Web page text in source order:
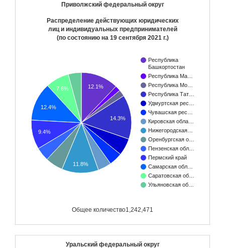
Приволжский федеральный округ
Распределение действующих юридических
лиц и индивидуальных предпринимателей
(по состоянию на 19 сентября 2021 г.)
Республика
Башкортостан
Республика Ма…
Республика Мо…
Республика Тат…
Удмуртская рес…
Чувашская рес…
Кировская обла…
Нижегородская…
Оренбургская о…
Пензенская обл…
Пермский край
Самарская обл…
Саратовская об…
Ульяновская об…
12.1%
14.3%
7.6%
12.4%
9.4%
11.8%
Общее количество1,242,471
Уральский федеральный округ